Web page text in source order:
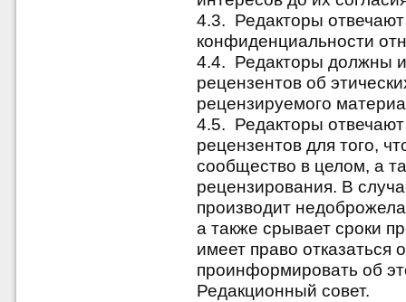
4.3. Редакторы
конфиденциальности
4.4. Редакторы должны
рецензентов об
рецензируемого
4.5. Редакторы
рецензентов для того,
сообщество в целом, а
рецензирования. В
производит
а также срывает сроки
имеет право отказаться
проинформировать об
Редакционный совет.